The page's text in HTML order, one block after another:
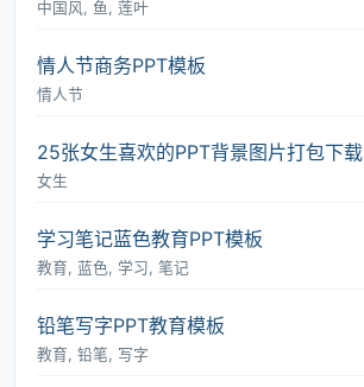
中国风, 鱼, 莲叶
情人节商务PPT模板
情人节
25张女生喜欢的PPT背景图片打包下载
女生
学习笔记蓝色教育PPT模板
教育, 蓝色, 学习, 笔记
铅笔写字PPT教育模板
教育, 铅笔, 写字